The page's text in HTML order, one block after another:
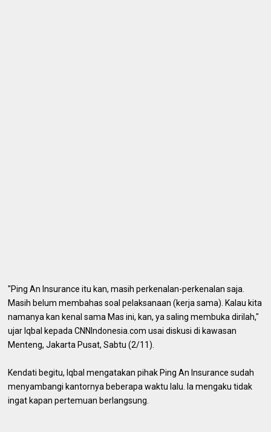
"Ping An Insurance itu kan, masih perkenalan-perkenalan saja.
Masih belum membahas soal pelaksanaan (kerja sama). Kalau kita
namanya kan kenal sama Mas ini, kan, ya saling membuka dirilah,"
ujar Iqbal kepada CNNIndonesia.com usai diskusi di kawasan
Menteng, Jakarta Pusat, Sabtu (2/11).
Kendati begitu, Iqbal mengatakan pihak Ping An Insurance sudah
menyambangi kantornya beberapa waktu lalu. Ia mengaku tidak
ingat kapan pertemuan berlangsung.